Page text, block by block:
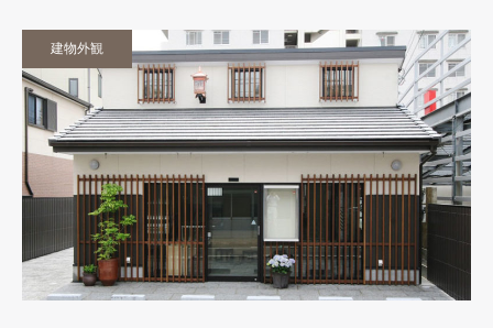
建物外観